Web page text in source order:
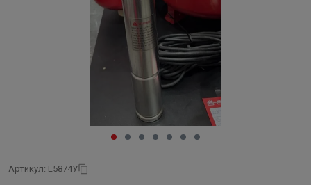
Артикул: L5874У